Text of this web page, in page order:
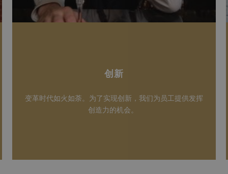
创新
变革时代如火如荼。为了实现创新，我们为员工提供发挥
创造力的机会。